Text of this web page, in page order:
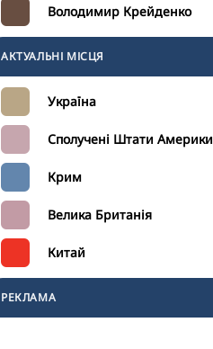
Володимир Крейденко
АКТУАЛЬНІ МІСЦЯ
Україна
Сполучені Штати Америки
Крим
Велика Британія
Китай
РЕКЛАМА